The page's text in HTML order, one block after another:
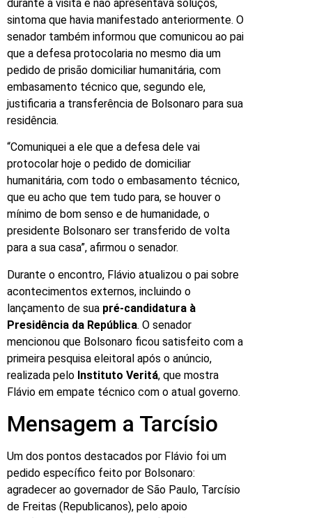
durante a visita e não apresentava soluços,
sintoma que havia manifestado anteriormente. O
senador também informou que comunicou ao pai
que a defesa protocolaria no mesmo dia um
pedido de prisão domiciliar humanitária, com
embasamento técnico que, segundo ele,
justificaria a transferência de Bolsonaro para sua
residência.
“Comuniquei a ele que a defesa dele vai
protocolar hoje o pedido de domiciliar
humanitária, com todo o embasamento técnico,
que eu acho que tem tudo para, se houver o
mínimo de bom senso e de humanidade, o
presidente Bolsonaro ser transferido de volta
para a sua casa”, afirmou o senador.
Durante o encontro, Flávio atualizou o pai sobre
acontecimentos externos, incluindo o
lançamento de sua pré-candidatura à
Presidência da República. O senador
mencionou que Bolsonaro ficou satisfeito com a
primeira pesquisa eleitoral após o anúncio,
realizada pelo Instituto Veritá, que mostra
Flávio em empate técnico com o atual governo.
Mensagem a Tarcísio
Um dos pontos destacados por Flávio foi um
pedido específico feito por Bolsonaro:
agradecer ao governador de São Paulo, Tarcísio
de Freitas (Republicanos), pelo apoio